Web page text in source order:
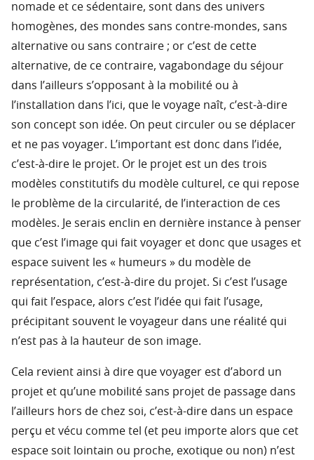
nomade et ce sédentaire, sont dans des univers
homogènes, des mondes sans contre-mondes, sans
alternative ou sans contraire ; or c’est de cette
alternative, de ce contraire, vagabondage du séjour
dans l’ailleurs s’opposant à la mobilité ou à
l’installation dans l’ici, que le voyage naît, c’est-à-dire
son concept son idée. On peut circuler ou se déplacer
et ne pas voyager. L’important est donc dans l’idée,
c’est-à-dire le projet. Or le projet est un des trois
modèles constitutifs du modèle culturel, ce qui repose
le problème de la circularité, de l’interaction de ces
modèles. Je serais enclin en dernière instance à penser
que c’est l’image qui fait voyager et donc que usages et
espace suivent les « humeurs » du modèle de
représentation, c’est-à-dire du projet. Si c’est l’usage
qui fait l’espace, alors c’est l’idée qui fait l’usage,
précipitant souvent le voyageur dans une réalité qui
n’est pas à la hauteur de son image.
Cela revient ainsi à dire que voyager est d’abord un
projet et qu’une mobilité sans projet de passage dans
l’ailleurs hors de chez soi, c’est-à-dire dans un espace
perçu et vécu comme tel (et peu importe alors que cet
espace soit lointain ou proche, exotique ou non) n’est